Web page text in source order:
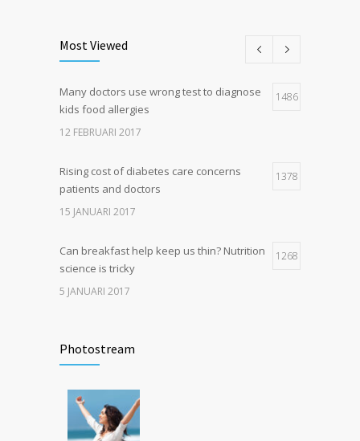
Hormone dramatically increases insulin
production, possible diabetes
breakthrough
4
Most Viewed
Many doctors use wrong test to diagnose
kids food allergies
1486
12 FEBRUARI 2017
Rising cost of diabetes care concerns
patients and doctors
1378
15 JANUARI 2017
Can breakfast help keep us thin? Nutrition
science is tricky
1268
5 JANUARI 2017
level since 1974
Inspiratie op locatie: ouderen langer thuis
met Pro Muscle en Fit4Surgery
Photostream